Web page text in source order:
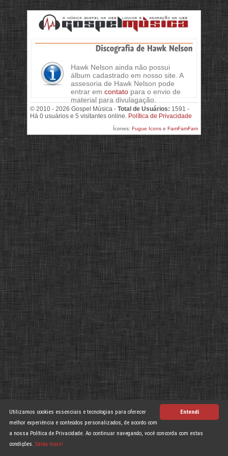
Hawk Nelson ainda não possui
álbum cadastrado em nosso site. A
assesoria de Hawk Nelson pode
entrar em contato para o envio de
material para divulagação.
© 2010 - 2026 Gospel Música - Total de Usuários: 1591 -
Há 0 usuários e 5 visitantes online. Política de Privacidade
Ícones: Fugue Icons e FamFamFam
>
Entendi
Utilizamos cookies essenciais e tecnologias para oferecer
melhor experiência e conteúdos personalizados, de acordo com
a nossa Política de Privacidade. Ao continuar navegando, você concorda com estas
condições. Saiba mais!